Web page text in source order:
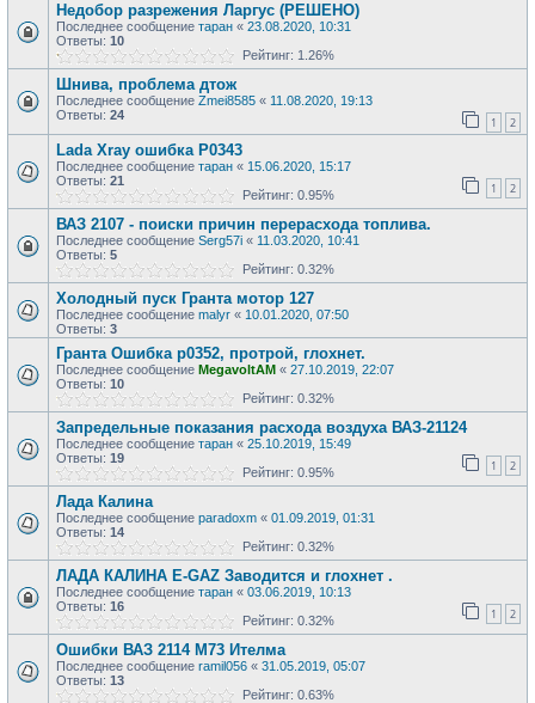
Недобор разрежения Ларгус (РЕШЕНО)
Последнее сообщение таран « 23.08.2020, 10:31
Ответы: 10
Рейтинг: 1.26%
Шнива, проблема дтож
Последнее сообщение Zmei8585 « 11.08.2020, 19:13
Ответы: 24 1 2
Lada Xray ошибка P0343
Последнее сообщение таран « 15.06.2020, 15:17
Ответы: 21 1 2
Рейтинг: 0.95%
ВАЗ 2107 - поиски причин перерасхода топлива.
Последнее сообщение Serg57i « 11.03.2020, 10:41
Ответы: 5
Рейтинг: 0.32%
Холодный пуск Гранта мотор 127
Последнее сообщение malyr « 10.01.2020, 07:50
Ответы: 3
Гранта Ошибка p0352, протрой, глохнет.
Последнее сообщение MegavoltAM « 27.10.2019, 22:07
Ответы: 10
Рейтинг: 0.32%
Запредельные показания расхода воздуха ВАЗ-21124
Последнее сообщение таран « 25.10.2019, 15:49
Ответы: 19 1 2
Рейтинг: 0.95%
Лада Калина
Последнее сообщение paradoxm « 01.09.2019, 01:31
Ответы: 14
Рейтинг: 0.32%
ЛАДА КАЛИНА E-GAZ Заводится и глохнет .
Последнее сообщение таран « 03.06.2019, 10:13
Ответы: 16 1 2
Рейтинг: 0.32%
Ошибки ВАЗ 2114 М73 Ителма
Последнее сообщение ramil056 « 31.05.2019, 05:07
Ответы: 13
Рейтинг: 0.63%